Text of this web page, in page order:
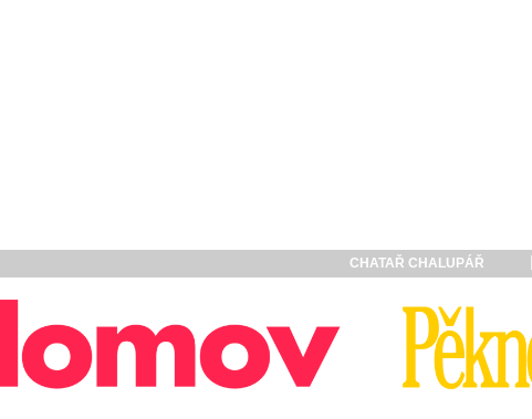
CHATAŘ CHALUPÁŘ